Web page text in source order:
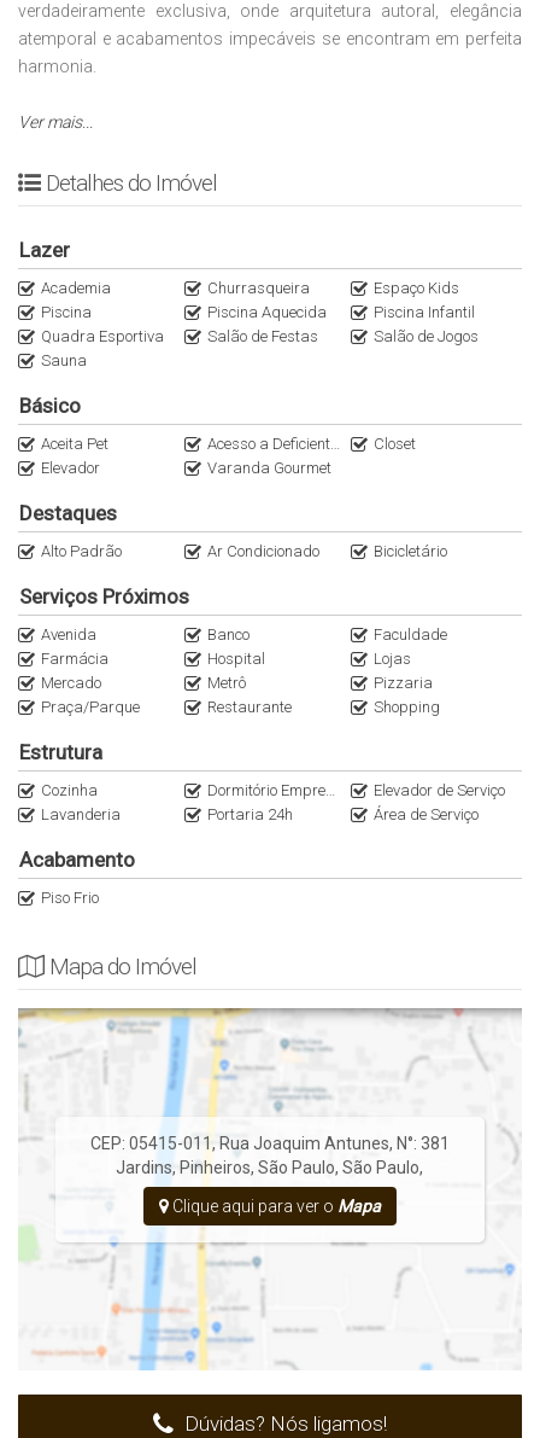
verdadeiramente exclusiva, onde arquitetura autoral, elegância
atemporal e acabamentos impecáveis se encontram em perfeita
harmonia.
Localizado em uma das regiões mais nobres de São Paulo, o
valoriza privacidade, prestígio e excelência em cada detalhe.
Ambientes amplos, design contemporâneo e um padrão
atmosfera de requinte incomparável.
Mais do que um imóvel, um patrimônio raro, pensado para quem
busca distinção, status e qualidade de vida no mais alto nível.
Para informações exclusivas e atendimento personalizado, entre
em contato com nossa consultoria especializada.
alto padrão nos bairros mais valorizados das zonas Oeste e Sul
de São Paulo. Atendemos um público exigente, oferecendo
mercado imobiliário.
Entre em contato pelo WhatsApp (11) 95116-2558 e descubra
imóveis selecionados para quem valoriza sofisticação, conforto
e localização privilegiada.
Acompanhe também nossas redes sociais: @italianaconsultoria.
Preço e disponibilidade do imóvel sujeitos a alteração sem aviso
prévio.
Ver mais...
Detalhes do Imóvel
Lazer
Academia Churrasqueira
Espaço Kids
Piscina
Piscina Aquecida
Piscina Infantil
Quadra Esportiva
Salão de Festas
Salão de Jogos
Sauna
Básico
Aceita Pet Acesso a Deficientes
Closet
Elevador
Varanda Gourmet
Destaques
Alto Padrão Ar Condicionado Bicicletário
Serviços Próximos
Avenida Banco
Faculdade
Farmácia
Hospital
Lojas
Mercado
Metrô
Pizzaria
Praça/Parque
Restaurante Shopping
Estrutura
Cozinha Dormitório Empregada
Elevador de Serviço
Lavanderia
Portaria 24h Área de Serviço
Acabamento
Piso Frio
Mapa do Imóvel
CEP: 05415-011 , Rua Joaquim Antunes, N°: 381
Jardins, Pinheiros,São Paulo,São Paulo,
Clique aqui para ver o Mapa
Dúvidas? Nós ligamos!